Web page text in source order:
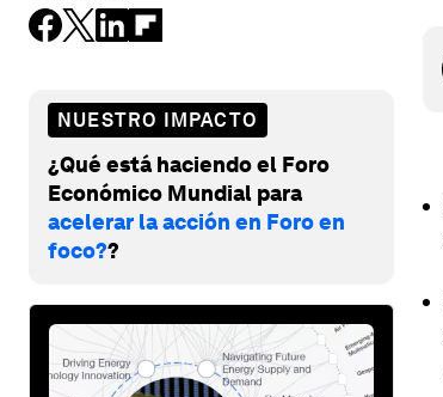
NUESTRO IMPACTO
¿Qué está haciendo el Foro
Económico Mundial para
acelerar la acción en Foro en
foco??